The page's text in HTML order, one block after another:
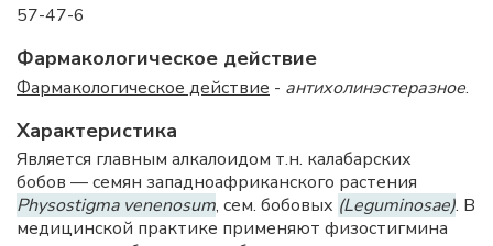
57-47-6
Фармакологическое действие
Фармакологическое действие - антихолинэстеразное.
Характеристика
Является главным алкалоидом т.н. калабарских
бобов — семян западноафриканского растения
Physostigma venenosum, сем. бобовых (Leguminosae). В
медицинской практике применяют физостигмина